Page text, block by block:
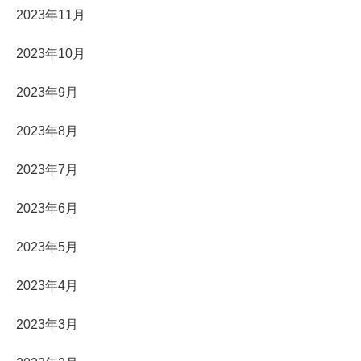
2023年11月
2023年10月
2023年9月
2023年8月
2023年7月
2023年6月
2023年5月
2023年4月
2023年3月